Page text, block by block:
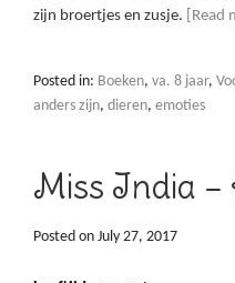
zijn broertjes en zusje.
[Read
Posted in: Boeken, va. 8 jaar,
anders zijn, dieren, emoties
Miss India –
Posted on July 27, 2017